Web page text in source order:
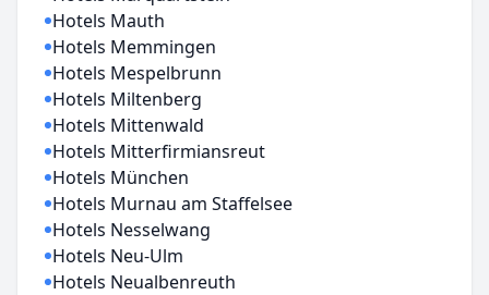
Hotels Mauth
Hotels Memmingen
Hotels Mespelbrunn
Hotels Miltenberg
Hotels Mittenwald
Hotels Mitterfirmiansreut
Hotels München
Hotels Murnau am Staffelsee
Hotels Nesselwang
Hotels Neu-Ulm
Hotels Neualbenreuth